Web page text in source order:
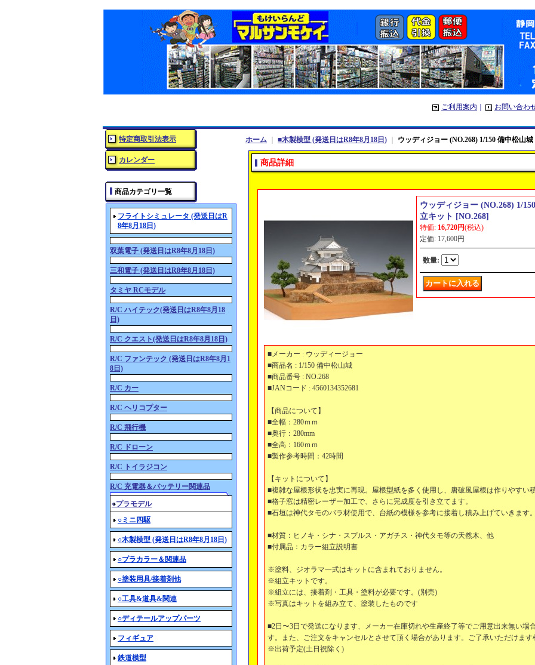
ご利用案内 お問い合わ
特定商取引法表示
カレンダー
商品カテゴリ一覧
フライトシミュレータ (発送日はR
8年8月18日)
双葉電子 (発送日はR8年8月18日)
三和電子 (発送日はR8年8月18日)
タミヤ RCモデル
R/C ハイテック(発送日はR8年8月18
日)
R/C クエスト(発送日はR8年8月18日)
R/C ファンテック (発送日はR8年8月1
8日)
R/C カー
R/C ヘリコプター
R/C 飛行機
R/C ドローン
R/C トイラジコン
R/C 充電器＆バッテリー関連品
○プラモデル
○ミニ四駆
○木製模型 (発送日はR8年8月18日)
○プラカラー＆関連品
○塗装用具/接着剤他
○工具&道具&関連
○ディテールアップパーツ
フィギュア
鉄道模型
ホーム ■木製模型 (発送日はR8年8月18日) ウッディジョー (NO.268) 1/150 備中松山
商品詳細
ウッディジョー (NO.268) 1/
立キット [NO.268]
特価: 16,720円(税込)
定価: 17,600円
数量:
■メーカー : ウッディージョー
■商品名 : 1/150 備中松山城
■商品番号 : NO.268
■JANコード : 4560134352681
【商品について】
■全幅：280ｍｍ
■奥行：280mm
■全高：160ｍｍ
■製作参考時間：42時間
【キットについて】
■複雑な屋根形状を忠実に再現。屋根型紙を多く使用し、唐破風屋根は作りやすい
■格子窓は精密レーザー加工で、さらに完成度を引き立てます。
■石垣は神代タモのバラ材使用で、台紙の模様を参考に接着し積み上げていきます。
■材質：ヒノキ・シナ・スプルス・アガチス・神代タモ等の天然木、他
■付属品：カラー組立説明書
※塗料、ジオラマ一式はキットに含まれておりません。
※組立キットです。
※組立には、接着剤・工具・塗料が必要です。(別売)
※写真はキットを組み立て、塗装したものです
■2日〜3日で発送になります、メーカー在庫切れや生産終了等でご用意出来無い場
す。また、ご注文をキャンセルとさせて頂く場合があります。ご了承いただけます
※出荷予定(土日祝除く)